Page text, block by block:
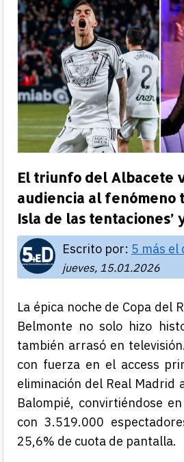
El triunfo del Albacete
audiencia al fenómeno
Isla de las tentaciones’
Escrito por: 5 más el
jueves, 15.01.2026
La épica noche de Copa del
Belmonte no solo hizo
también arrasó en
con fuerza en el access
eliminación del Real Madrid
Balompié, convirtiéndose
con 3.519.000
25,6% de cuota de pantalla.